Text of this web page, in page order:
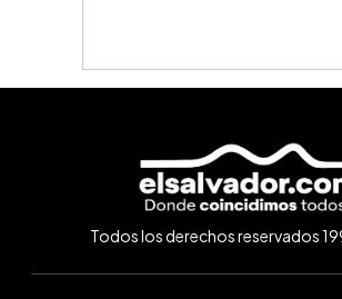
Todos los derechos reservados